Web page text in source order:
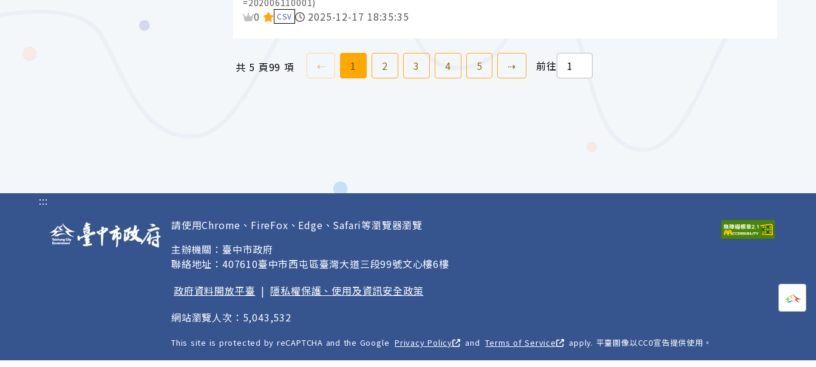
=202006110001)
資料集評分：
0 CSV 2025-12-17 18:35:35
共 5 頁99 項 ⇠上一頁前往
1 前往
2 前往
3 前往
4頁 前往
5頁 ⇢ 下一頁前往
打開
:::
請使用Chrome、FireFox、Edge、Safari等瀏覽器瀏覽
主辦機關：臺中市政府
聯絡地址：407610臺中市西屯區臺灣大道三段99號文心樓6樓
政府資料開放平臺 | 隱私權保護、使用及資訊安全政策
網站瀏覽人次：5,043,532
This site is protected by reCAPTCHA and the Google Privacy Policy and Terms of Service apply. 平臺圖像以CC0宣告提供使用。